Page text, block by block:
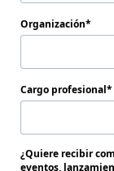
Organización
Cargo profesional
¿Quiere recibir
eventos,